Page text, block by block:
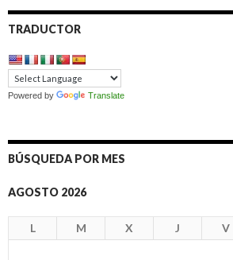
TRADUCTOR
Powered by Translate
BÚSQUEDA POR MES
AGOSTO 2026
L M X J V